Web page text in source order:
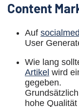
Content
Auf
User
Wie lang
Artikel wird
gegeben.
hohe